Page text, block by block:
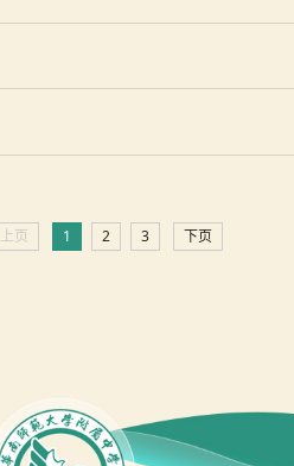
上页 1 2 3 下页